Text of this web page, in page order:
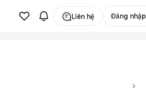
Liên hệ Đăng nhập